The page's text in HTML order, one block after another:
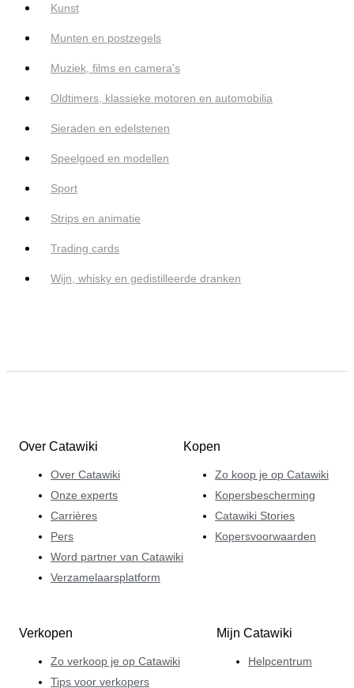
Kunst
Munten en postzegels
Muziek, films en camera's
Oldtimers, klassieke motoren en automobilia
Sieraden en edelstenen
Speelgoed en modellen
Sport
Strips en animatie
Trading cards
Wijn, whisky en gedistilleerde dranken
Over Catawiki
Over Catawiki
Onze experts
Carrières
Pers
Word partner van Catawiki
Verzamelaarsplatform
Kopen
Zo koop je op Catawiki
Kopersbescherming
Catawiki Stories
Kopersvoorwaarden
Verkopen
Zo verkoop je op Catawiki
Tips voor verkopers
Mijn Catawiki
Helpcentrum